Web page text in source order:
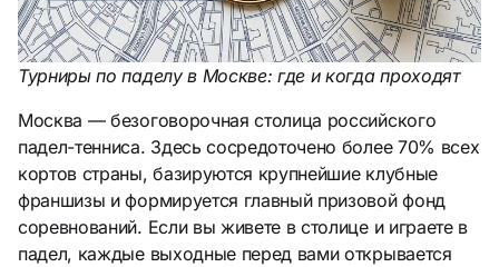
Турниры по паделу в Москве: где и когда проходят
Москва — безоговорочная столица российского
падел-тенниса. Здесь сосредоточено более 70% всех
кортов страны, базируются крупнейшие клубные
франшизы и формируется главный призовой фонд
соревнований. Если вы живете в столице и играете в
падел, каждые выходные перед вами открывается